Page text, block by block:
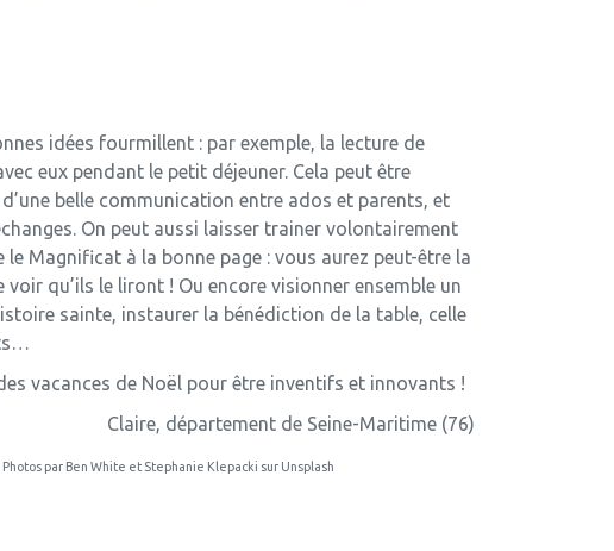
idées fourmillent : par exemple, la lecture de
eux pendant le petit déjeuner. Cela peut être
d’une belle communication entre ados et parents, et
On peut aussi laisser trainer volontairement
le Magnificat à la bonne page : vous aurez peut-être la
voir qu’ils le liront ! Ou encore visionner ensemble un
sainte, instaurer la bénédiction de la table, celle
vacances de Noël pour être inventifs et innovants !
Claire, département de Seine-Maritime (76)
par Ben White et Stephanie Klepacki sur Unsplash